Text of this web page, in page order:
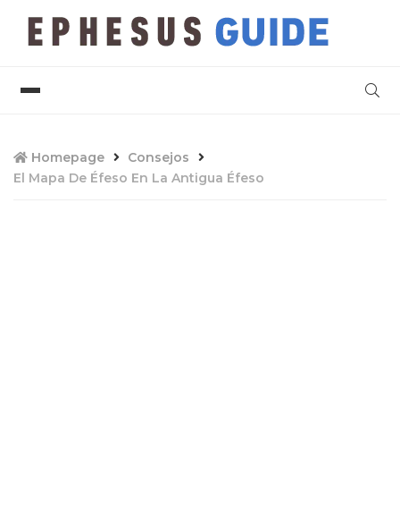
Homepage
Consejos
El Mapa De Éfeso En La Antigua Éfeso